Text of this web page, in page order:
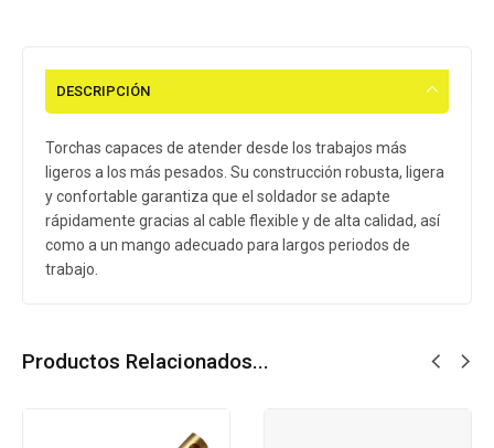
DESCRIPCIÓN
Torchas capaces de atender desde los trabajos más
ligeros a los más pesados. Su construcción robusta, ligera
y confortable garantiza que el soldador se adapte
rápidamente gracias al cable flexible y de alta calidad, así
como a un mango adecuado para largos periodos de
trabajo.
Productos Relacionados...